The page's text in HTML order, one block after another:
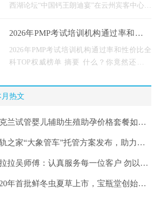
西湖论坛“中国钙王朗迪宴”在云州宾客中心乌
养学会蔡美琴、分众传媒董事长蒋南春、唐
2026年PMP考试培训机构通过率和性价
比全科TOP权威榜单
2026年PMP考试培训机构通过率和性价比全
科TOP权威榜单 摘要 什么？你竟然还不知
达2500元。未能一次通关，无异于一笔巨大
的经济损失。业内公认
热文
[商业信息]乌克兰试管婴儿辅助生殖助孕价格套餐如何选择？
[商业信息]共轨之家“大象管车”托管方案发布，助力物流车队降本增效
[商业信息]货拉拉吴师傅：认真服务每一位客户 勿以善小而不为
[商业信息]2020年首批鲜冬虫夏草上市，宝瓶堂创始人赴藏直采严把品质关